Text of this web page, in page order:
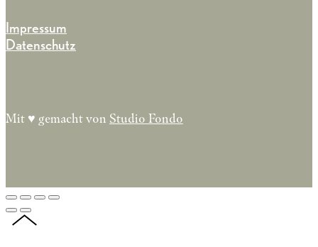
Impressum
Datenschutz
Mit ♥︎ gemacht von Studio Fondo